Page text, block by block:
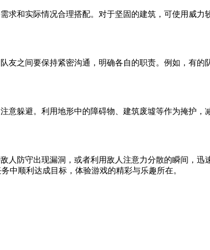
求和实际情况合理搭配。对于坚固的建筑，可使用威
友之间要保持紧密沟通，明确各自的职责。例如，有
意躲避。利用地形中的障碍物、建筑废墟等作为掩护
人防守出现漏洞，或者利用敌人注意力分散的瞬间，
中顺利达成目标，体验游戏的精彩与乐趣所在。